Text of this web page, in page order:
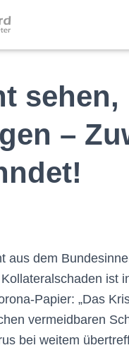
–
aus dem
ist
Papier: „Das
vermeidbaren
bei weitem